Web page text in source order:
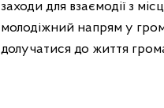
заходи для взаємодії з
молодіжний напрям у
долучатися до життя